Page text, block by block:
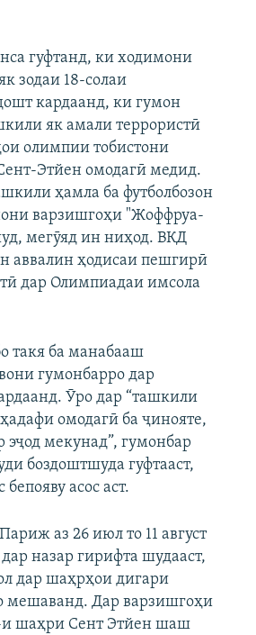
гуфтанд, ки ходимони
зодаи 18-солаи
кардаанд, ки гумон
як амали террористӣ
олимпии тобистони
Этйен омодагӣ медид.
ҳамла ба футболбозон
варзишгоҳи "Жоффруа-
мегӯяд ин ниҳод. ВКД
аввалин ҳодисаи пешгирӣ
дар Олимпиадаи имсола
такя ба манабааш
гумонбарро дар
Ӯро дар “ташкили
омодагӣ ба ҷинояте,
эҷод мекунад”, гумонбар
боздоштшуда гуфтааст,
асос аст.
аз 26 июл то 11 август
назар гирифта шудааст,
дар шаҳрҳои дигари
мешаванд. Дар варзишгоҳи
шаҳри Сент Этйен шаш